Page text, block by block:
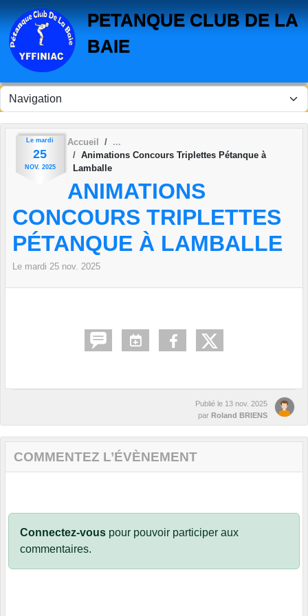
PETANQUE CLUB DE LA
BAIE
Le mardi
25
NOV. 2025
Accueil
Animations Concours Triplettes Pétanque à
Lamballe
ANIMATIONS
CONCOURS TRIPLETTES
PÉTANQUE À LAMBALLE
Le mardi 25 nov. 2025
Publié le 13 nov. 2025
par Roland BRIENS
COMMENTEZ L’ÉVÈNEMENT
Connectez-vous pour pouvoir participer aux
commentaires.
Panneau de gestion des cookies